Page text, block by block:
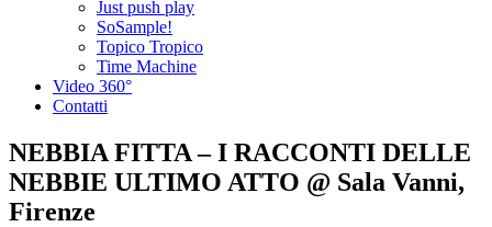
Just push play
SoSample!
Topico Tropico
Time Machine
Video 360°
Contatti
NEBBIA FITTA – I RACCONTI DELLE
NEBBIE ULTIMO ATTO @ Sala Vanni,
Firenze